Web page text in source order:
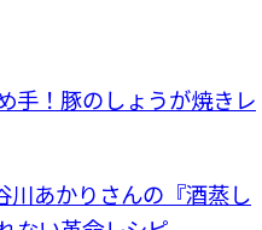
手！豚のしょうが焼きレ